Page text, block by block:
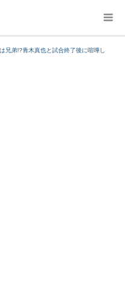
兄弟!?青木真也と試合終了後に喧嘩し